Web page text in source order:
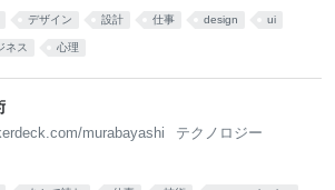
デザイン 設計 仕事 design ui
ネス 心理
murabayashi テクノロジー